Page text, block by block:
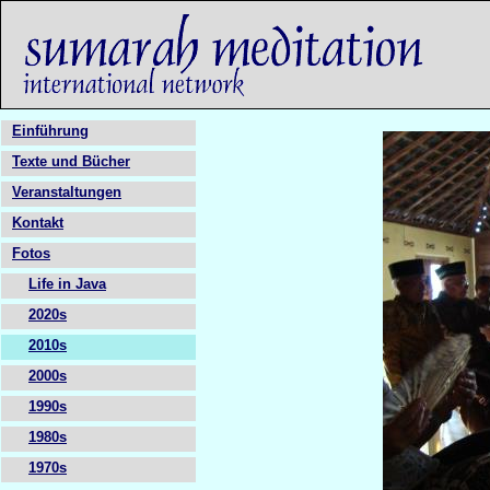
Einführung
Texte und Bücher
Veranstaltungen
Kontakt
Fotos
Life in Java
2020s
2010s
2000s
1990s
1980s
1970s